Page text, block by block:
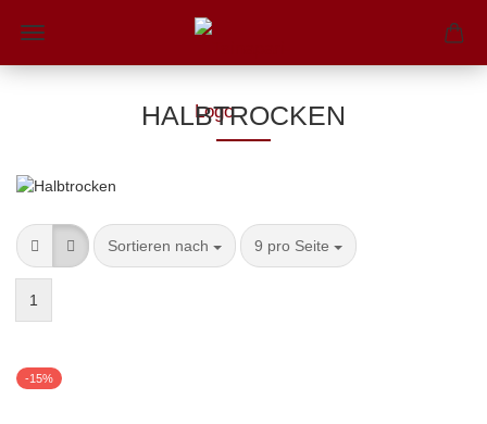
HALBTROCKEN
Sortieren nach 9 pro Seite
1
-15%